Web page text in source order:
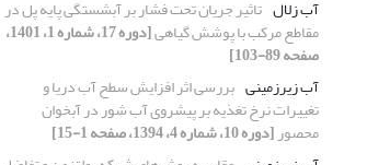
آب زلال تاثیر جریان تحت فشار بر آبشستگی پایه پل در
مقاطع مرکب با پوشش گیاهی [دوره 17، شماره 1، 1401،
صفحه 89-103]
آب زیرزمینی بررسی اثر افزایش سطح آب دریا و
تغییرات نرخ تغذیه بر پیشروی آب شور در آبخوان
محصور[دوره 10، شماره 4، 1394، صفحه 1-15]